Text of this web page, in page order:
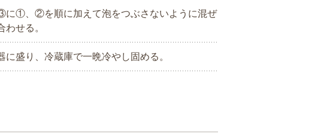
に①、②を順に加えて泡をつぶさないように混ぜ
わせる。
に盛り、冷蔵庫で一晩冷やし固める。